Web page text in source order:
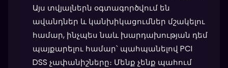
Այս տվյալներն օգտագործվում են
ավանդներ և կանխիկացումներ մշակելու
համար, ինչպես նաև խարդախության դեմ
պայքարելու համար՝ պահպանելով PCI
DSS չափանիշները։ Մենք չենք պահում